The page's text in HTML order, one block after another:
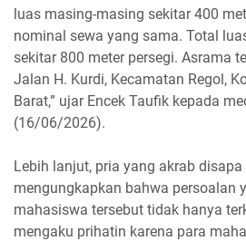
luas masing-masing sekitar 400
nominal sewa yang sama. Total
sekitar 800 meter persegi. Asrama
Jalan H. Kurdi, Kecamatan Regol,
Barat,” ujar Encek Taufik kepada
(16/06/2026).
Lebih lanjut, pria yang akrab disapa
mengungkapkan bahwa persoalan
mahasiswa tersebut tidak hanya
mengaku prihatin karena para